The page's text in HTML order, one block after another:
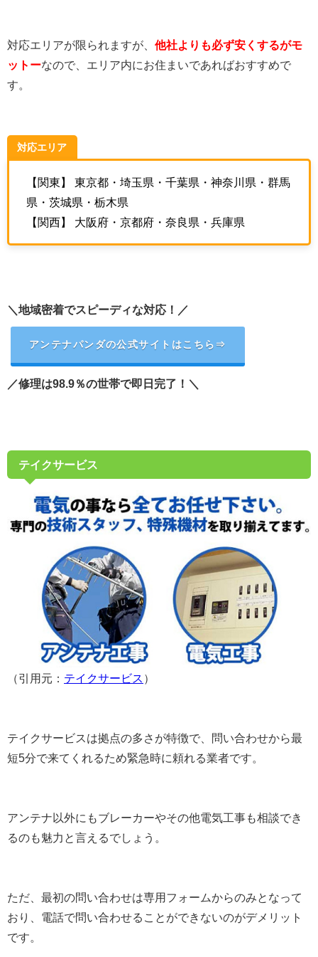
対応エリアが限られますが、 他社よりも必ず安くするがモ
ットーなので、エリア内にお住まいであればおすすめで
す。
対応エリア
【関東】 東京都・埼玉県・千葉県・神奈川県・群馬
県・茨城県・栃木県
【関西】 大阪府・京都府・奈良県・兵庫県
＼地域密着でスピーディな対応！／
アンテナパンダの公式サイトはこちら⇒
／修理は98.9％の世帯で即日完了！＼
テイクサービス
（引用元： テイクサービス ）
テイクサービスは拠点の多さが特徴で、問い合わせから最
短5分で来てくれるため緊急時に頼れる業者です。
アンテナ以外にもブレーカーやその他電気工事も相談でき
るのも魅力と言えるでしょう。
ただ、最初の問い合わせは専用フォームからのみとなって
おり、電話で問い合わせることができないのがデメリット
です。